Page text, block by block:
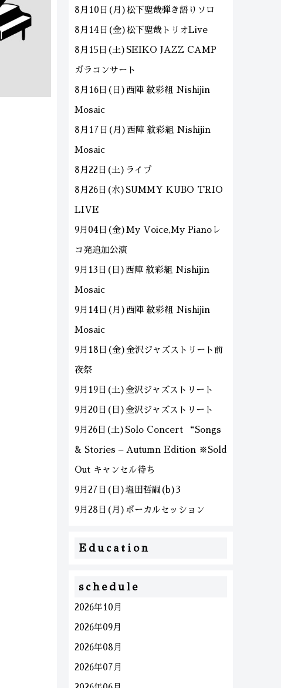
8月10日(月)松下聖哉弾き語りソロ
8月14日(金)松下聖哉トリオLive
8月15日(土)SEIKO JAZZ CAMP
ガラコンサート
8月16日(日)西陣 紋彩組 Nishijin
Mosaic
8月17日(月)西陣 紋彩組 Nishijin
Mosaic
8月22日(土)ライブ
8月26日(水)SUMMY KUBO TRIO
LIVE
9月04日(金)My Voice,My Pianoレ
コ発追加公演
9月13日(日)西陣 紋彩組 Nishijin
Mosaic
9月14日(月)西陣 紋彩組 Nishijin
Mosaic
9月18日(金)金沢ジャズストリート前
夜祭
9月19日(土)金沢ジャズストリート
9月20日(日)金沢ジャズストリート
9月26日(土)Solo Concert “Songs
& Stories – Autumn Edition ※Sold
Out キャンセル待ち
9月27日(日)塩田哲嗣(b)3
9月28日(月)ボーカルセッション
Education
schedule
2026年10月
2026年09月
2026年08月
2026年07月